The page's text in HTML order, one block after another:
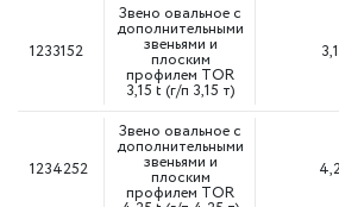
1233152
Звено овальное с
дополнительными
звеньями и
плоским
профилем TOR
3,15 t (г/п 3,15 т)
1234252
Звено овальное с
дополнительными
звеньями и
плоским
профилем TOR